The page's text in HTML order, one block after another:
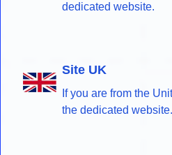
dedicated website.
Site UK
If you are from the
the dedicated website.